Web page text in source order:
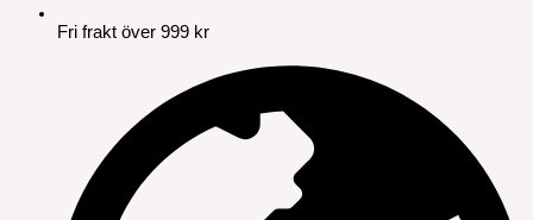
Fri frakt över 999 kr